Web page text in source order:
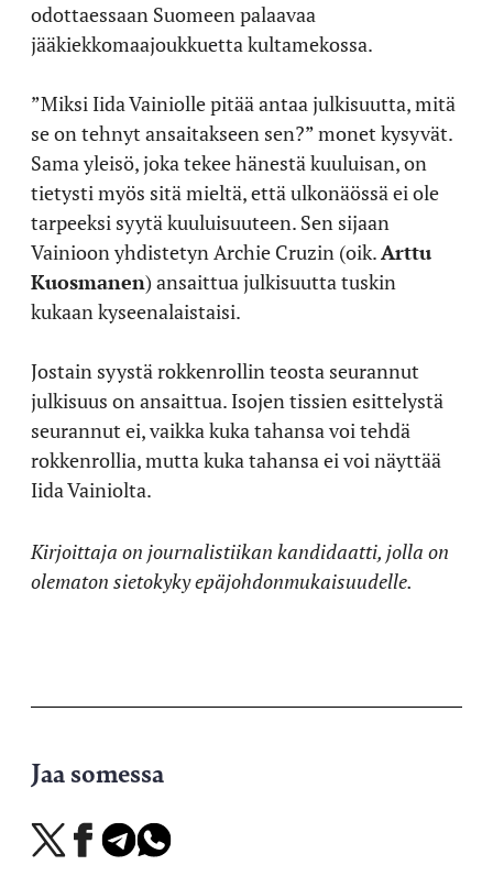
odottaessaan Suomeen palaavaa
jääkiekkomaajoukkuetta kultamekossa.
”Miksi Iida Vainiolle pitää antaa julkisuutta, mitä
se on tehnyt ansaitakseen sen?” monet kysyvät.
Sama yleisö, joka tekee hänestä kuuluisan, on
tietysti myös sitä mieltä, että ulkonäössä ei ole
tarpeeksi syytä kuuluisuuteen. Sen sijaan
Vainioon yhdistetyn Archie Cruzin (oik.Arttu
Kuosmanen) ansaittua julkisuutta tuskin
kukaan kyseenalaistaisi.
Jostain syystä rokkenrollin teosta seurannut
julkisuus on ansaittua. Isojen tissien esittelystä
seurannut ei, vaikka kuka tahansa voi tehdä
rokkenrollia, mutta kuka tahansa ei voi näyttää
Iida Vainiolta.
Kirjoittaja on journalistiikan kandidaatti, jolla on
olematon sietokyky epäjohdonmukaisuudelle.
Jaa somessa
Jaa
X-
Jaa
Facebookissa
Jaa
Telegramissa
Jaa
WhatsAppissa